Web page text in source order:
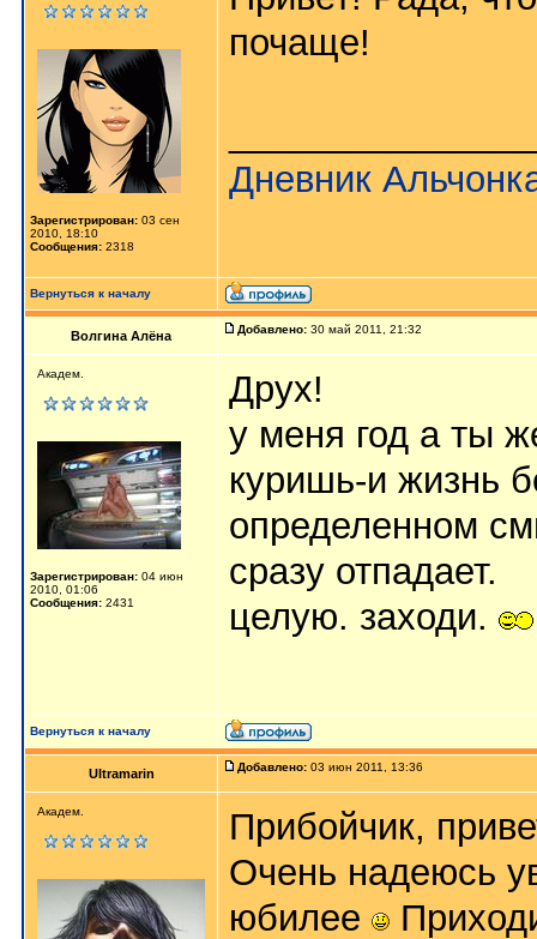
Зарегистрирован: 03 сен
2010, 18:10
Сообщения: 2318
почаще!
Дневник
Вернуться к началу
Волгина Алёна Добавлено: 30 май 2011, 21:32
Академ.
Зарегистрирован: 04 июн
2010, 01:06
Сообщения: 2431
Друх!
у меня год а ты
куришь-и жизнь
определенном
сразу отпадает.
целую. заходи.
Вернуться к началу
Ultramarin Добавлено: 03 июн 2011, 13:36
Академ.
Прибойчик,
Очень надеюсь
юбилее